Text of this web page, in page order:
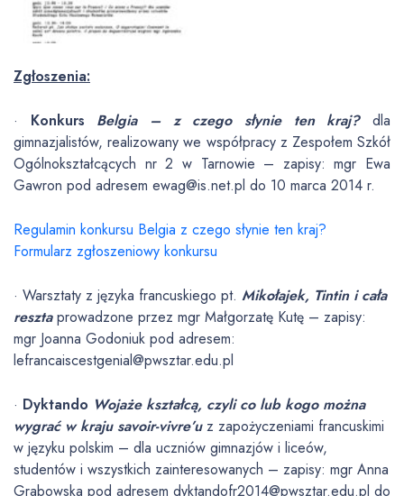
Zgłoszenia:
· Konkurs Belgia – z czego słynie ten kraj?dla
gimnazjalistów, realizowany we współpracy z Zespołem Szkół
Ogólnokształcących nr 2 w Tarnowie – zapisy: mgr Ewa
Gawron pod adresem ewag@is.net.pl do 10 marca 2014 r.
Regulamin konkursu Belgia z czego słynie ten kraj?
Formularz zgłoszeniowy konkursu
· Warsztaty z języka francuskiego pt. Mikołajek, Tintin i cała
resztaprowadzone przez mgr Małgorzatę Kutę – zapisy:
mgr Joanna Godoniuk pod adresem:
lefrancaiscestgenial@pwsztar.edu.pl
· Dyktando Wojaże kształcą, czyli co lub kogo można
wygrać w kraju savoir-vivre’uz zapożyczeniami francuskimi
w języku polskim – dla uczniów gimnazjów i liceów,
studentów i wszystkich zainteresowanych – zapisy: mgr Anna
Grabowska pod adresem dyktandofr2014@pwsztar.edu.pl do